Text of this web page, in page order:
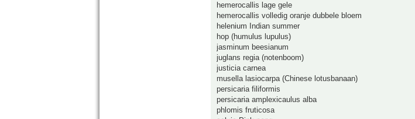
hemerocallis lage gele
hemerocallis volledig oranje dubbele bloem
helenium Indian summer
hop (humulus lupulus)
jasminum beesianum
juglans regia (notenboom)
justicia carnea
musella lasiocarpa (Chinese lotusbanaan)
persicaria filiformis
persicaria amplexicaulus alba
phlomis fruticosa